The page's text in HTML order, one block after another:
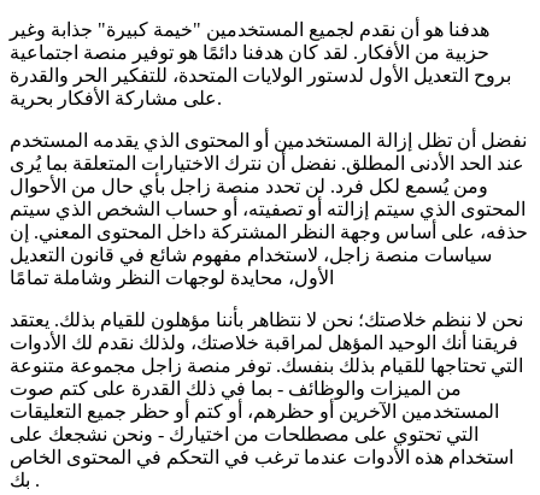
هدفنا هو أن نقدم لجميع المستخدمين "خيمة كبيرة" جذابة وغير
حزبية من الأفكار. لقد كان هدفنا دائمًا هو توفير منصة اجتماعية
بروح التعديل الأول لدستور الولايات المتحدة، للتفكير الحر والقدرة
على مشاركة الأفكار بحرية.
نفضل أن تظل إزالة المستخدمين أو المحتوى الذي يقدمه المستخدم
عند الحد الأدنى المطلق. نفضل أن نترك الاختيارات المتعلقة بما يُرى
ومن يُسمع لكل فرد. لن تحدد منصة زاجل بأي حال من الأحوال
المحتوى الذي سيتم إزالته أو تصفيته، أو حساب الشخص الذي سيتم
حذفه، على أساس وجهة النظر المشتركة داخل المحتوى المعني. إن
سياسات منصة زاجل، لاستخدام مفهوم شائع في قانون التعديل
الأول، محايدة لوجهات النظر وشاملة تمامًا
نحن لا ننظم خلاصتك؛ نحن لا نتظاهر بأننا مؤهلون للقيام بذلك. يعتقد
فريقنا أنك الوحيد المؤهل لمراقبة خلاصتك، ولذلك نقدم لك الأدوات
التي تحتاجها للقيام بذلك بنفسك. توفر منصة زاجل مجموعة متنوعة
من الميزات والوظائف - بما في ذلك القدرة على كتم صوت
المستخدمين الآخرين أو حظرهم، أو كتم أو حظر جميع التعليقات
التي تحتوي على مصطلحات من اختيارك - ونحن نشجعك على
استخدام هذه الأدوات عندما ترغب في التحكم في المحتوى الخاص
بك .